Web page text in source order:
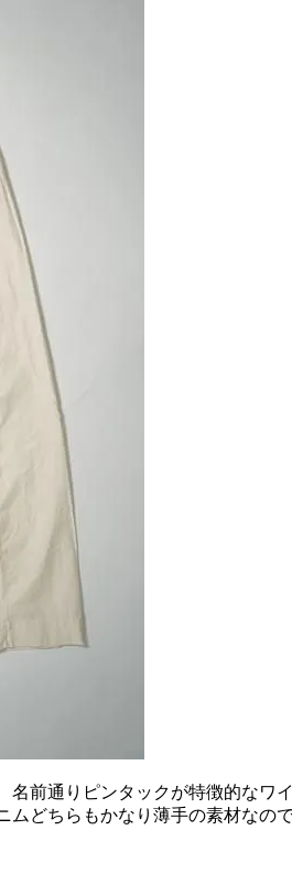
前通りピンタックが特徴的なワイ
どちらもかなり薄手の素材なの